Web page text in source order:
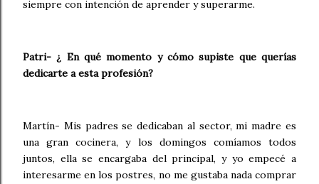
siempre con intención de aprender y superarme.
Patri- ¿ En qué momento y cómo supiste que querías
dedicarte a esta profesión?
Martín- Mis padres se dedicaban al sector, mi madre es
una gran cocinera, y los domingos comíamos todos
juntos, ella se encargaba del principal, y yo empecé a
interesarme en los postres, no me gustaba nada comprar